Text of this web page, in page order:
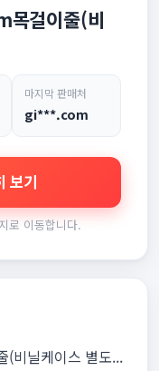
목걸이줄(비
마지막 판매처
gi***.com
보기
로 이동합니다.
(비닐케이스 별도...